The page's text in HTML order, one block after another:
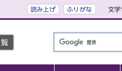
読み上げ ふりがな 文字